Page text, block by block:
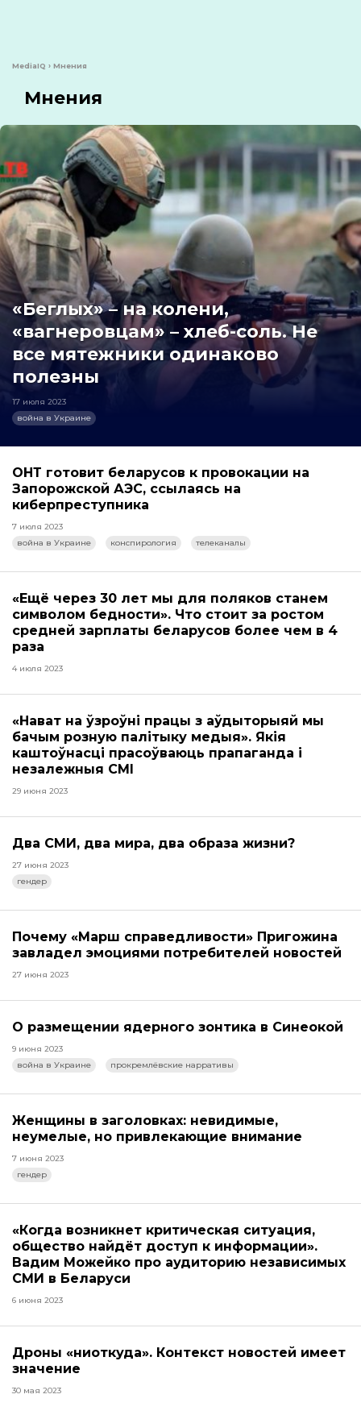
MediaIQ › Мнения
Мнения
«Беглых» – на колени,
«вагнеровцам» – хлеб-соль. Не
все мятежники одинаково
полезны
17 июля 2023
война в Украине
ОНТ готовит беларусов к провокации на
Запорожской АЭС, ссылаясь на
киберпреступника
7 июля 2023
война в Украине
конспирология телеканалы
«Ещё через 30 лет мы для поляков станем
символом бедности». Что стоит за ростом
средней зарплаты беларусов более чем в 4
раза
4 июля 2023
«Нават на ўзроўні працы з аўдыторыяй мы
бачым розную палітыку медыя». Якія
каштоўнасці прасоўваюць прапаганда і
незалежныя СМІ
29 июня 2023
Два СМИ, два мира, два образа жизни?
27 июня 2023
гендер
Почему «Марш справедливости» Пригожина
завладел эмоциями потребителей новостей
27 июня 2023
О размещении ядерного зонтика в Синеокой
9 июня 2023
война в Украине
прокремлёвские нарративы
Женщины в заголовках: невидимые,
неумелые, но привлекающие внимание
7 июня 2023
гендер
«Когда возникнет критическая ситуация,
общество найдёт доступ к информации».
Вадим Можейко про аудиторию независимых
СМИ в Беларуси
6 июня 2023
Дроны «ниоткуда». Контекст новостей имеет
значение
30 мая 2023